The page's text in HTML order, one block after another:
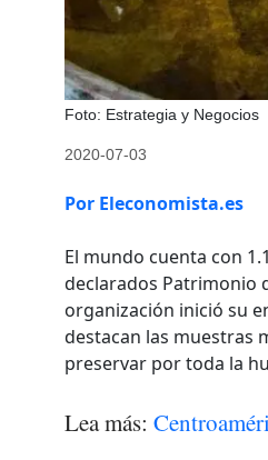
Foto: Estrategia y Negocios
2020-07-03
Por Eleconomista.es
El mundo cuenta con
declarados Patrimonio
organización inició su
destacan las muestras
preservar por toda la
Lea más: